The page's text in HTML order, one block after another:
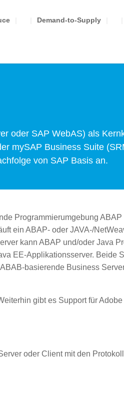
Demand-to-Supply
oder SAP WebAS) als
mySAP Business Suite
von SAP Basis an.
Programmierumgebung
ein ABAP- oder JAVA-/
kann ABAP und/oder Java
EE-Applikationsserver. Beide
basierende Business
gibt es Support für
oder Client mit den